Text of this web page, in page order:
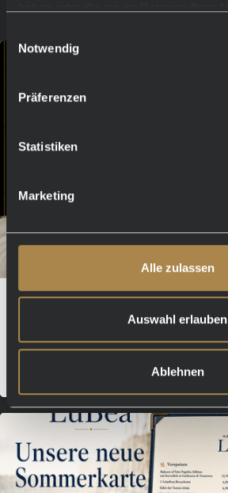
Notwendig
Präferenzen
Statistiken
Marketing
Alle zulassen
Auswahl erlauben
Ablehnen
Blogeinträge
🥩 BeefClub im LuBea 🔥